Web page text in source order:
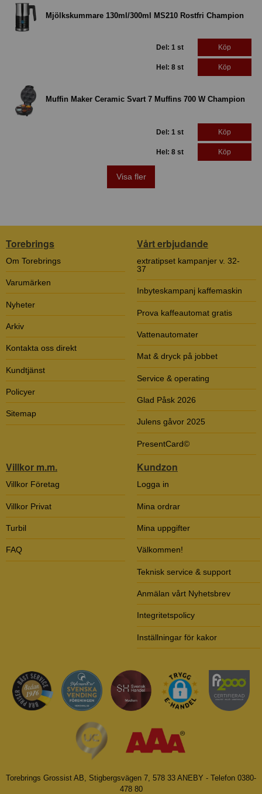
Mjölkskummare 130ml/300ml MS210 Rostfri Champion
Del: 1 st Köp
Hel: 8 st Köp
Muffin Maker Ceramic Svart 7 Muffins 700 W Champion
Del: 1 st Köp
Hel: 8 st Köp
Visa fler
Torebrings
Om Torebrings
Varumärken
Nyheter
Arkiv
Kontakta oss direkt
Kundtjänst
Policyer
Sitemap
Vårt erbjudande
extratipset kampanjer v. 32-
37
Inbyteskampanj kaffemaskin
Prova kaffeautomat gratis
Vattenautomater
Mat & dryck på jobbet
Service & operating
Glad Påsk 2026
Julens gåvor 2025
PresentCard©
Villkor m.m.
Villkor Företag
Villkor Privat
Turbil
FAQ
Kundzon
Logga in
Mina ordrar
Mina uppgifter
Välkommen!
Teknisk service & support
Anmälan vårt Nyhetsbrev
Integritetspolicy
Inställningar för kakor
Torebrings Grossist AB, Stigbergsvägen 7, 578 33 ANEBY - Telefon 0380-
478 80